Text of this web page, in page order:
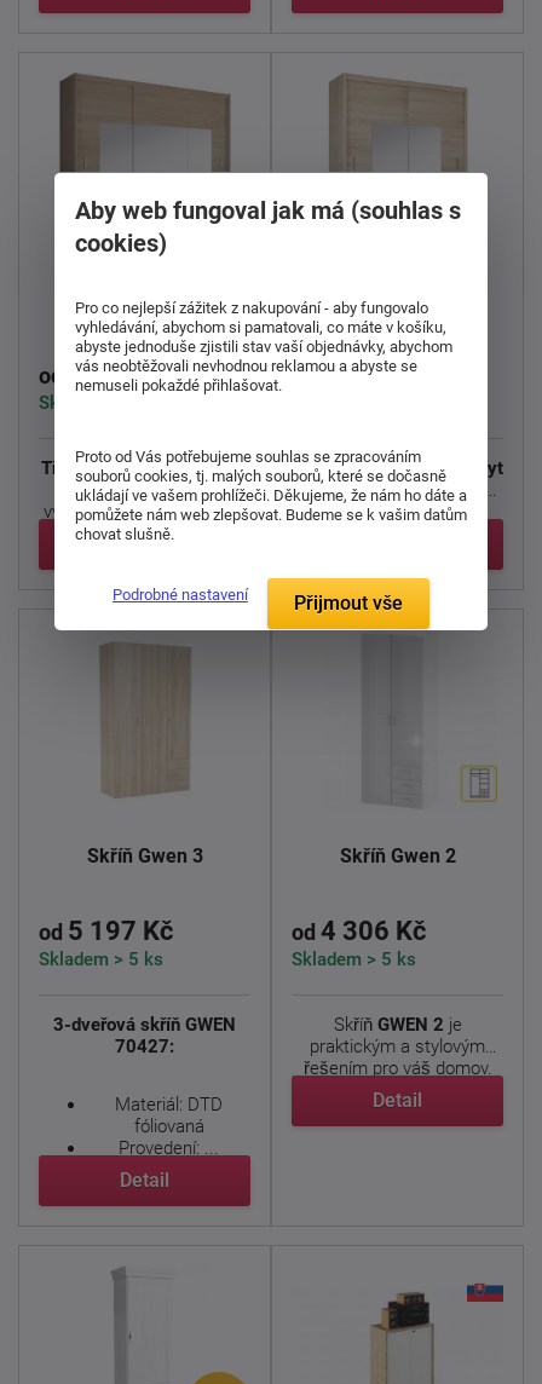
250x215
od 17 413 Kč
Skladem > 5 ks
Třídveřová skříň Madryts
posuvnými dveřmi je
vyrobena z materiálu DTD
...
Detail
203x215
od12 166 Kč
Dvoudveřová skříň Madryt
s posuvnými dveřmi je
vyrobena z materiálu ...
Skříň Gwen 3
od 5 197 Kč
Skladem > 5 ks
3-dveřová skříň GWEN
70427:
Materiál: DTD
fóliovaná
Provedení: ...
Detail
Skříň Gwen 2
od 4 306 Kč
Skladem > 5 ks
Skříň GWEN 2 je
praktickým a stylovým
řešením pro váš domov.
Tato ...
Detail
Aby web fungoval jak má (souhlas s
cookies)
Pro co nejlepší zážitek z nakupování - aby fungovalo
vyhledávání, abychom si pamatovali, co máte v košíku,
abyste jednoduše zjistili stav vaší objednávky, abychom
vás neobtěžovali nevhodnou reklamou a abyste se
nemuseli pokaždé přihlašovat.
Proto od Vás potřebujeme souhlas se zpracováním
souborů cookies, tj. malých souborů, které se dočasně
ukládají ve vašem prohlížeči. Děkujeme, že nám ho dáte a
pomůžete nám web zlepšovat. Budeme se k vašim datům
chovat slušně.
Podrobné nastavení Přijmout vše